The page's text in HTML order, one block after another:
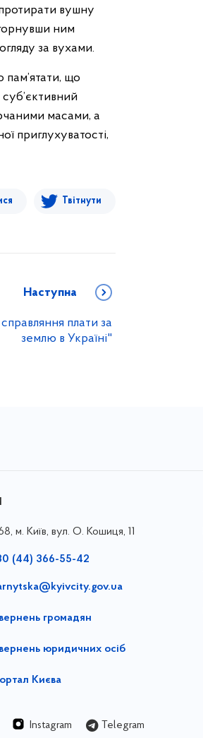
протирати вушну
ним
за вухами.
що
масами, а
приглухуватості,
Твітнути
Наступна
плати за
землю в Україні"
м. Київ, вул. О. Кошиця, 11
(44) 366-55-42
громадян
юридичних осіб
Києва
Instagram Telegram